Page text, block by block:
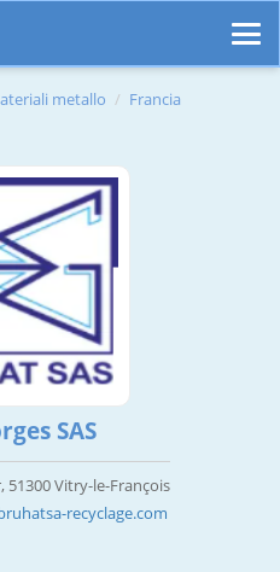
metallo
Francia
SAS
51300 Vitry-le-François
recyclage.com